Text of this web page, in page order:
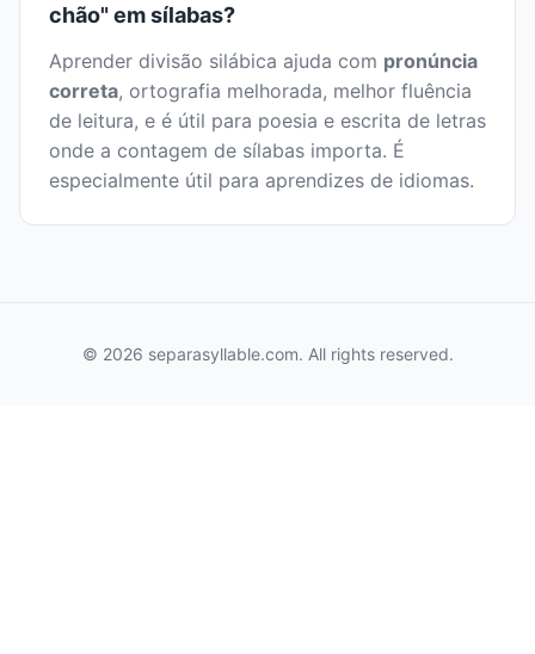
chão" em sílabas?
Aprender divisão silábica ajuda com pronúncia
correta, ortografia melhorada, melhor fluência
de leitura, e é útil para poesia e escrita de letras
onde a contagem de sílabas importa. É
especialmente útil para aprendizes de idiomas.
© 2026 separasyllable.com. All rights reserved.